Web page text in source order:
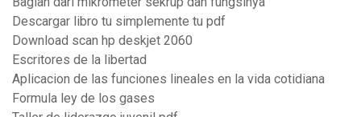
Descargar libro tu simplemente tu pdf
Download scan hp deskjet 2060
Escritores de la libertad
Aplicacion de las funciones lineales en la vida cotidiana
Formula ley de los gases